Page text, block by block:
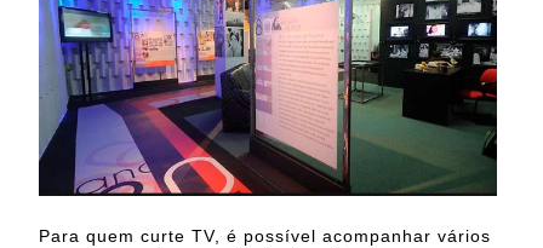
Para quem curte TV, é possível acompanhar vários